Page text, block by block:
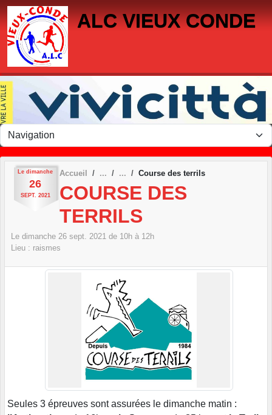
ALC VIEUX CONDE
Le dimanche
26
SEPT. 2021
Accueil Course des terrils
COURSE DES
TERRILS
Le dimanche 26 sept. 2021 de 10h à 12h
Lieu : raismes
Seules 3 épreuves sont assurées le dimanche matin :
Panneau de gestion des cookies